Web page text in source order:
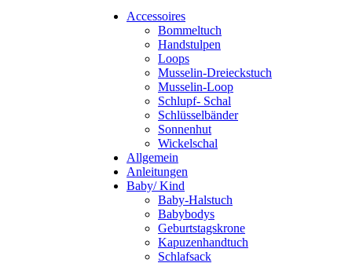
Accessoires
Bommeltuch
Handstulpen
Loops
Musselin-Dreieckstuch
Musselin-Loop
Schlupf- Schal
Schlüsselbänder
Sonnenhut
Wickelschal
Allgemein
Anleitungen
Baby/ Kind
Baby-Halstuch
Babybodys
Geburtstagskrone
Kapuzenhandtuch
Schlafsack